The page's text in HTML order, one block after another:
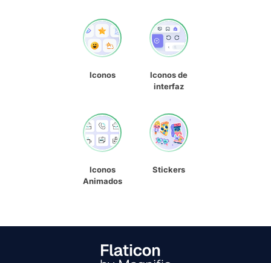
Iconos
Iconos de
interfaz
Iconos
Animados
Stickers